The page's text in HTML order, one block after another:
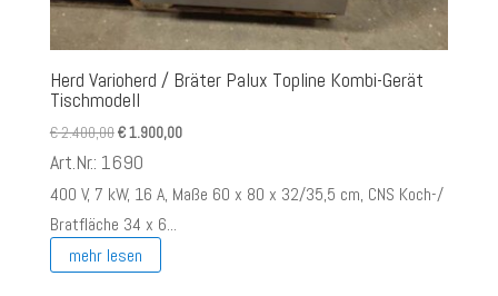
Herd Varioherd / Bräter Palux Topline Kombi-Gerät
Tischmodell
€2.400,00Ursprünglicher
Preis
€ 2.400,00
€1.900,00Aktueller
Art.Nr.: 1690
400 V, 7 kW, 16 A, Maße 60 x 80 x 32/35,5 cm, CNS Koch-/
Bratfläche 34 x 6...
mehr lesen